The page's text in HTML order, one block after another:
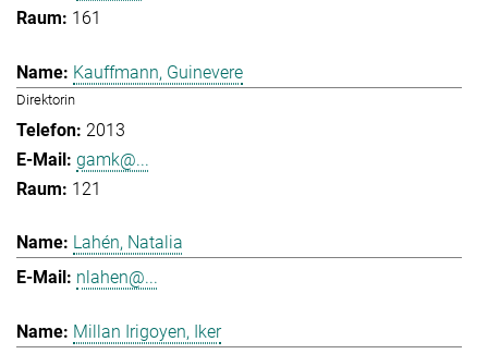
161
Kauffmann, Guinevere
Direktorin
2013
gamk@...
121
Lahén, Natalia
nlahen@...
Millan Irigoyen, Iker